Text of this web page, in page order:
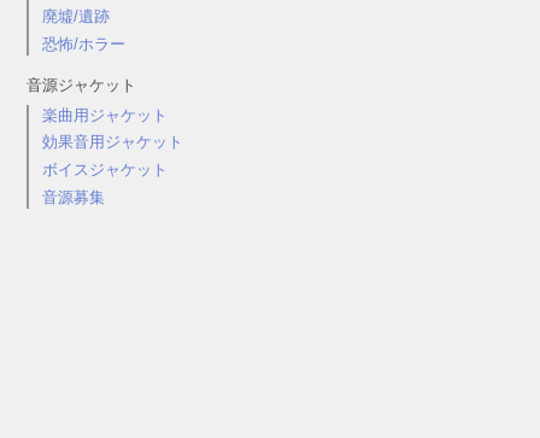
廃墟/遺跡
恐怖/ホラー
音源ジャケット
楽曲用ジャケット
効果音用ジャケット
ボイスジャケット
音源募集